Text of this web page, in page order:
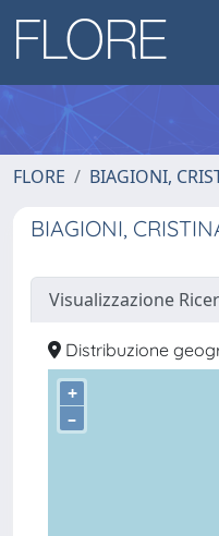
FLORE BIAGIONI,
BIAGIONI,
Visualizzazione
Distribuzione
+
–